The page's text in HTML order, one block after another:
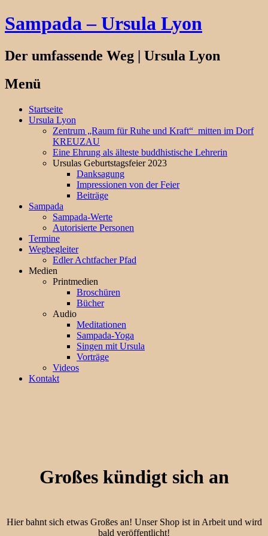
Sampada – Ursula Lyon
Der umfassende Weg | Ursula Lyon
Menü
Springe
zum
Startseite
Ursula Lyon
Zentrum „Raum für Ruhe und Kraft“ mitten im Dorf
KREUZAU
Eine Ehrung als älteste buddhistische Lehrerin
Ursulas Geburtstagsfeier 2023
Danksagung
Impressionen von der Feier
Beiträge
Sampada
Sampada-Werte
Autorisierte Personen
Termine
Wegbegleiter
Edler Achtfacher Pfad
Medien
Printmedien
Broschüren
Bücher
Audio
Meditationen
Sampada-Yoga
Singen mit Ursula
Vorträge
Videos
Kontakt
Großes kündigt sich an
Hier bahnt sich etwas Großes an! Unser Shop ist in Arbeit und wird
bald veröffentlicht!